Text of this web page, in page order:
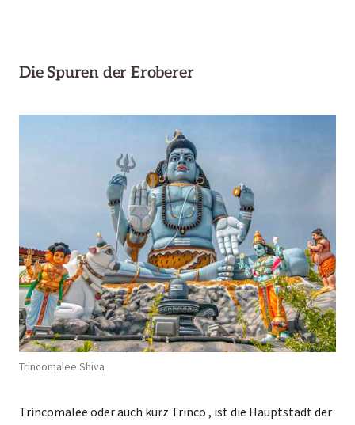
Die Spuren der Eroberer
Trincomalee Shiva
Trincomalee oder auch kurz Trinco , ist die Hauptstadt der